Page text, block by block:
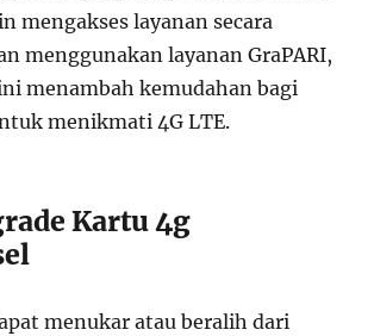
mengakses layanan secara
menggunakan layanan GraPARI,
menambah kemudahan bagi
menikmati 4G LTE.
Kartu 4g
menukar atau beralih dari